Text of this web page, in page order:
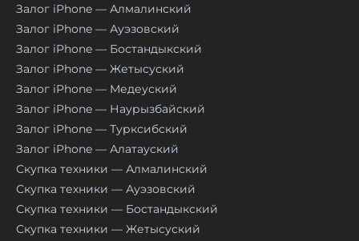
Залог iPhone — Алмалинский
Залог iPhone — Ауэзовский
Залог iPhone — Бостандыкский
Залог iPhone — Жетысуский
Залог iPhone — Медеуский
Залог iPhone — Наурызбайский
Залог iPhone — Турксибский
Залог iPhone — Алатауский
Скупка техники — Алмалинский
Скупка техники — Ауэзовский
Скупка техники — Бостандыкский
Скупка техники — Жетысуский